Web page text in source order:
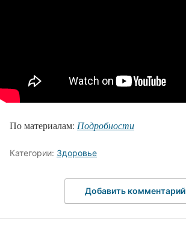
По материалам: Подробности
Категории: Здоровье
Добавить комментарий